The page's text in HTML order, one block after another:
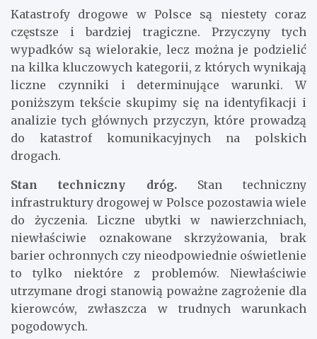
Katastrofy drogowe w Polsce są niestety coraz
częstsze i bardziej tragiczne. Przyczyny tych
wypadków są wielorakie, lecz można je podzielić
na kilka kluczowych kategorii, z których wynikają
liczne czynniki i determinujące warunki. W
poniższym tekście skupimy się na identyfikacji i
analizie tych głównych przyczyn, które prowadzą
do katastrof komunikacyjnych na polskich
drogach.
Stan techniczny dróg. Stan techniczny
infrastruktury drogowej w Polsce pozostawia wiele
do życzenia. Liczne ubytki w nawierzchniach,
niewłaściwie oznakowane skrzyżowania, brak
barier ochronnych czy nieodpowiednie oświetlenie
to tylko niektóre z problemów. Niewłaściwie
utrzymane drogi stanowią poważne zagrożenie dla
kierowców, zwłaszcza w trudnych warunkach
pogodowych.